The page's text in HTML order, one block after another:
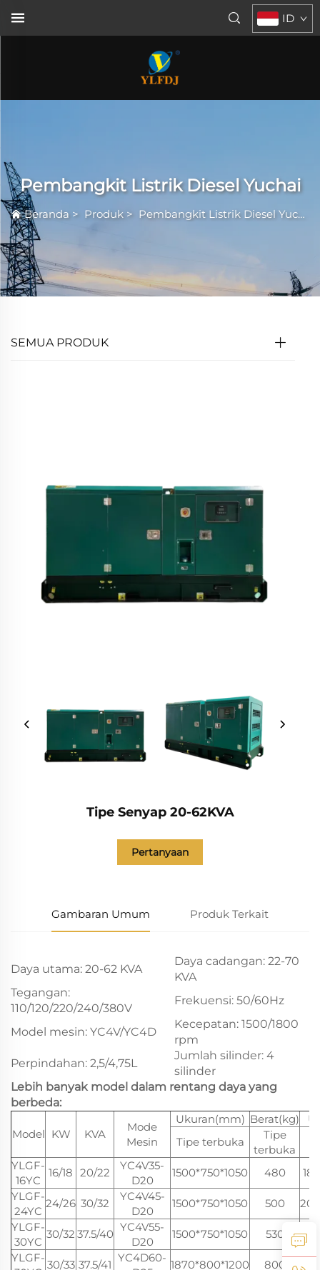
ID
Pembangkit Listrik Diesel Yuchai
Beranda> Produk > Pembangkit Listrik Diesel Yuchai
SEMUA PRODUK
Tipe Senyap 20-62KVA
Pertanyaan
Gambaran Umum Produk Terkait
Daya utama: 20-62 KVA
Daya cadangan: 22-70
KVA
Tegangan:
110/120/220/240/380V
Frekuensi: 50/60Hz
Model mesin: YC4V/YC4D
Kecepatan: 1500/1800
rpm
Perpindahan: 2,5/4,75L
Jumlah silinder: 4
silinder
Lebih banyak model dalam rentang daya yang
berbeda:
Model KW KVA
Mode
Mesin
Ukuran(mm) Berat(kg)
Tipe terbuka
Tipe
terbuka
YLGF-
16YC
16/18 20/22
YC4V35-
D20
1500*750*1050 480
YLGF-
24YC
24/26 30/32
YC4V45-
D20
1500*750*1050 500
YLGF-
30YC
30/32 37.5/40
YC4V55-
D20
1500*750*1050 530
YLGF-
30/33 37.5/41
YC4D60-
1870*800*1200 800